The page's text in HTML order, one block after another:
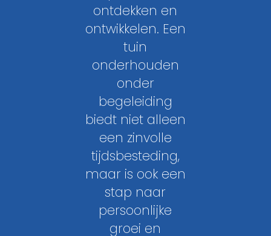
ontdekken en
ontwikkelen. Een
tuin
onderhouden
onder
begeleiding
biedt niet alleen
een zinvolle
tijdsbesteding,
maar is ook een
stap naar
persoonlijke
groei en